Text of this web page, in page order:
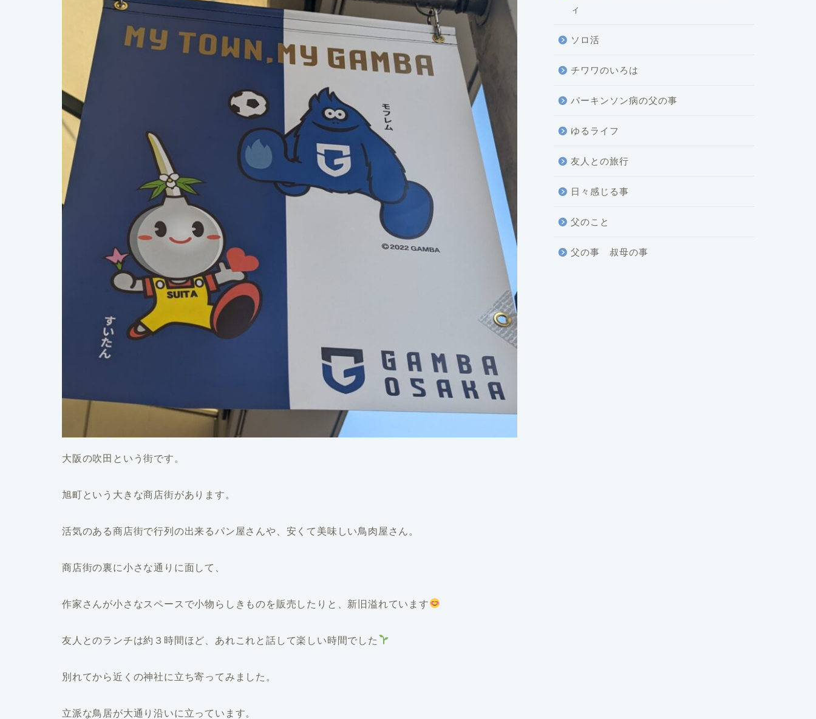
大阪の吹田という街です。
旭町という大きな商店街があります。
活気のある商店街で行列の出来るパン屋さんや、安くて美味しい鳥肉屋さん。
商店街の裏に小さな通りに面して、
作家さんが小さなスペースで小物らしきものを販売したりと、新旧溢れています
友人とのランチは約３時間ほど、あれこれと話して楽しい時間でした
別れてから近くの神社に立ち寄ってみました。
立派な鳥居が大通り沿いに立っています。
ィ
ソロ活
チワワのいろは
パーキンソン病の父の事
ゆるライフ
友人との旅行
日々感じる事
父のこと
父の事 叔母の事